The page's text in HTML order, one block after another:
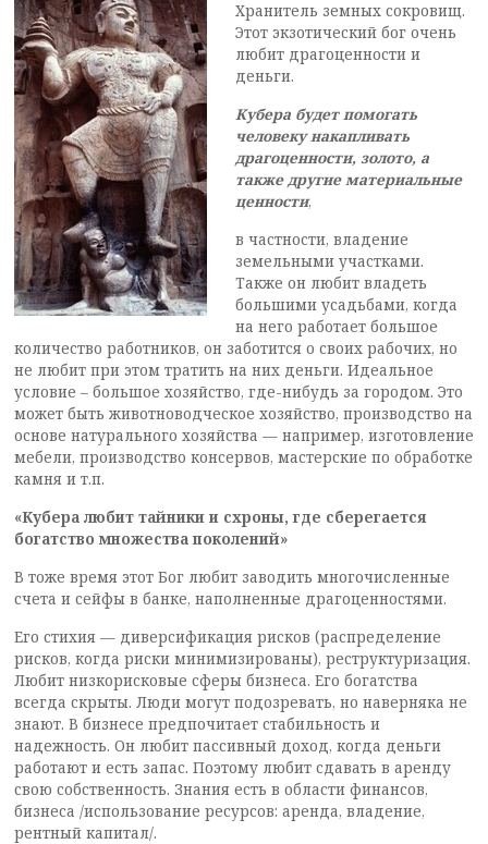
Хранитель земных сокровищ.
Этот экзотический бог очень
любит драгоценности и
деньги.
Кубера будет помогать
человеку накапливать
драгоценности, золото, а
также другие материальные
ценности,
в частности, владение
земельными участками.
Также он любит владеть
большими усадьбами, когда
на него работает большое
количество работников, он заботится о своих рабочих, но
не любит при этом тратить на них деньги. Идеальное
условие – большое хозяйство, где-нибудь за городом. Это
может быть животноводческое хозяйство, производство на
основе натурального хозяйства — например, изготовление
мебели, производство консервов, мастерские по обработке
камня и т.п.
«Кубера любит тайники и схроны, где сберегается
богатство множества поколений»
В тоже время этот Бог любит заводить многочисленные
счета и сейфы в банке, наполненные драгоценностями.
Его стихия — диверсификация рисков (распределение
рисков, когда риски минимизированы), реструктуризация.
Любит низкорисковые сферы бизнеса. Его богатства
всегда скрыты. Люди могут подозревать, но наверняка не
знают. В бизнесе предпочитает стабильность и
надежность. Он любит пассивный доход, когда деньги
работают и есть запас. Поэтому любит сдавать в аренду
свою собственность. Знания есть в области финансов,
бизнеса /использование ресурсов: аренда, владение,
рентный капитал/.